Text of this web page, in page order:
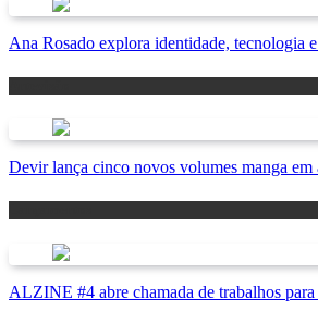
Ana Rosado explora identidade, tecnologia
Devir lança cinco novos volumes manga em
ALZINE #4 abre chamada de trabalhos